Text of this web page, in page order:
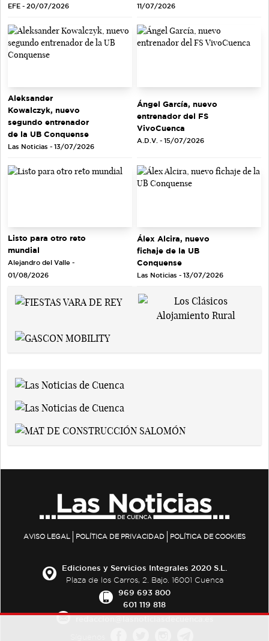
EFE - 20/07/2026
11/07/2026
Aleksander
Kowalczyk, nuevo
segundo entrenador
de la UB Conquense
Las Noticias - 13/07/2026
Ángel García, nuevo
entrenador del FS
VivoCuenca
A.D.V. - 15/07/2026
Listo para otro reto
mundial
Alejandro del Valle -
01/08/2026
Álex Alcira, nuevo
fichaje de la UB
Conquense
Las Noticias - 13/07/2026
AVISO LEGAL POLÍTICA DE PRIVACIDAD POLÍTICA DE COOKIES
Ediciones y Servicios Integrales 2020 S.L.
Plaza de los Carros, 2. Bajo. 16001 Cuenca
969 693 800
601 119 818